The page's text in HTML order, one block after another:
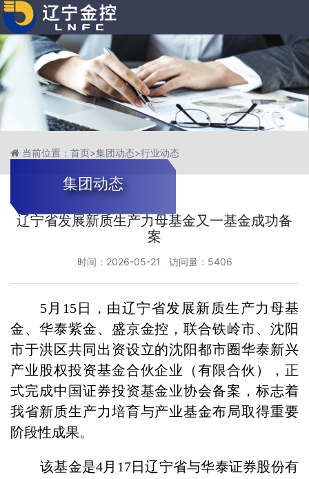
集团动态
当前位置： 首页>集团动态>行业动态
辽宁省发展新质生产力母基金又一基金成功备
案
时间：2026-05-21 访问量：5406
5月15日，由辽宁省发展新质生产力母基
金、华泰紫金、盛京金控，联合铁岭市、沈阳
市于洪区共同出资设立的沈阳都市圈华泰新兴
产业股权投资基金合伙企业（有限合伙），正
式完成中国证券投资基金业协会备案，标志着
我省新质生产力培育与产业基金布局取得重要
阶段性成果。
该基金是4月17日辽宁省与华泰证券股份有